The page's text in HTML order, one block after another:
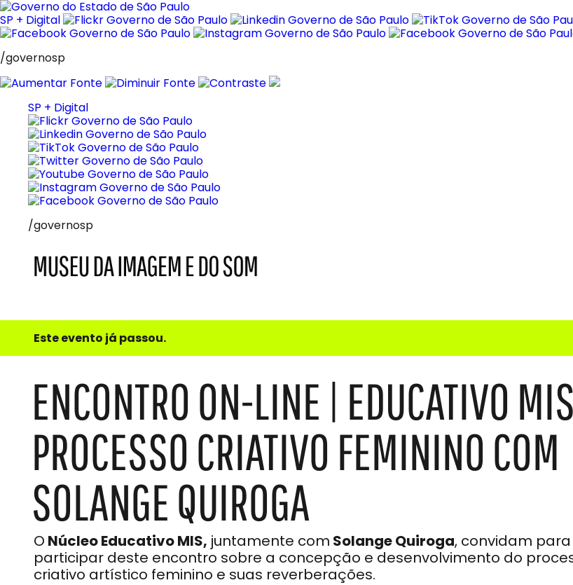
Pular
para
o
SP + Digital
/governosp
SP + Digital
/governosp
e
do
Som
Este evento já passou.
ENCONTRO ON-LINE | EDUCATIVO
PROCESSO CRIATIVO FEMININO COM
SOLANGE QUIROGA
O Núcleo Educativo MIS, juntamente com Solange Quiroga, convidam para
participar deste encontro sobre a concepção e desenvolvimento do
criativo artístico feminino e suas reverberações.